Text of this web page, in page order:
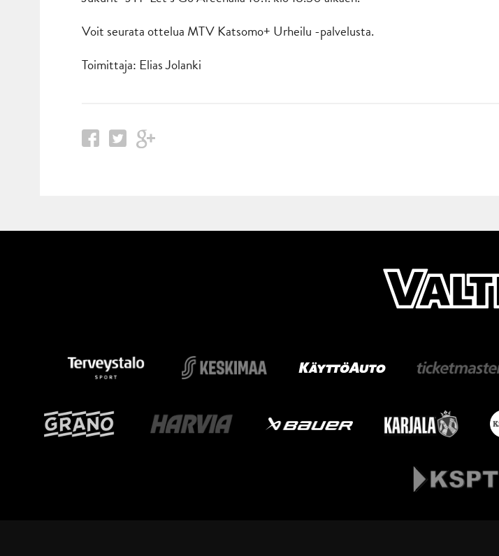
Voit seurata ottelua MTV Katsomo+ Urheilu -palvelusta.
Toimittaja: Elias Jolanki